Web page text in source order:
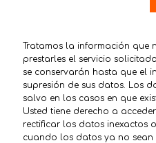
Tratamos la información que
prestarles el servicio
se conservarán hasta que el
supresión de sus datos. Los
salvo en los casos en que
Usted tiene derecho a
rectificar los datos inexactos
cuando los datos ya no sean